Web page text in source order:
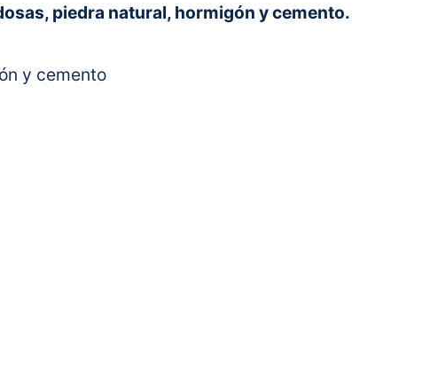
piedra natural, hormigón y cemento.
y cemento